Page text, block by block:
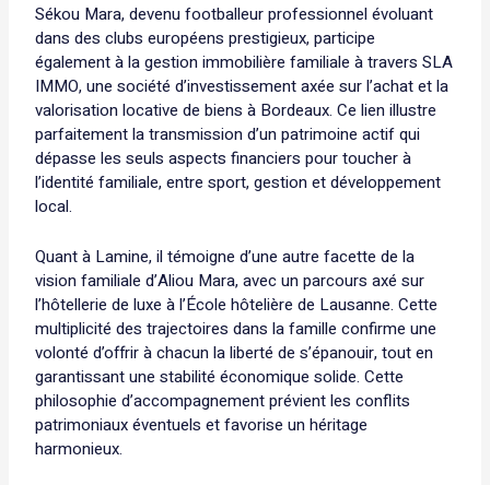
Sékou Mara, devenu footballeur professionnel évoluant
dans des clubs européens prestigieux, participe
également à la gestion immobilière familiale à travers SLA
IMMO, une société d’investissement axée sur l’achat et la
valorisation locative de biens à Bordeaux. Ce lien illustre
parfaitement la transmission d’un patrimoine actif qui
dépasse les seuls aspects financiers pour toucher à
l’identité familiale, entre sport, gestion et développement
local.
Quant à Lamine, il témoigne d’une autre facette de la
vision familiale d’Aliou Mara, avec un parcours axé sur
l’hôtellerie de luxe à l’École hôtelière de Lausanne. Cette
multiplicité des trajectoires dans la famille confirme une
volonté d’offrir à chacun la liberté de s’épanouir, tout en
garantissant une stabilité économique solide. Cette
philosophie d’accompagnement prévient les conflits
patrimoniaux éventuels et favorise un héritage
harmonieux.